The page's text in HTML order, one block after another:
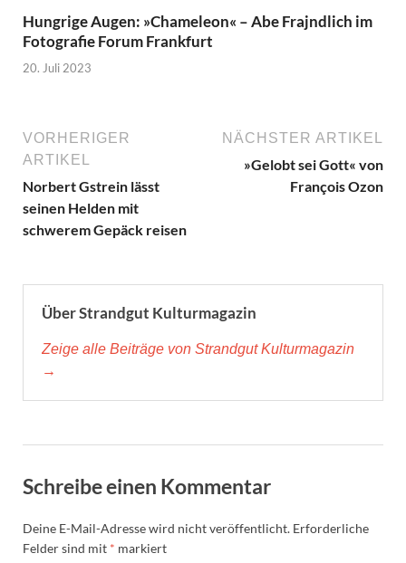
Hungrige Augen: »Chameleon« – Abe Frajndlich im
Fotografie Forum Frankfurt
20. Juli 2023
VORHERIGER
ARTIKEL
Norbert Gstrein lässt
seinen Helden mit
schwerem Gepäck reisen
NÄCHSTER ARTIKEL
»Gelobt sei Gott« von
François Ozon
Über Strandgut Kulturmagazin
Zeige alle Beiträge von Strandgut Kulturmagazin
→
Schreibe einen Kommentar
Deine E-Mail-Adresse wird nicht veröffentlicht. Erforderliche
Felder sind mit * markiert